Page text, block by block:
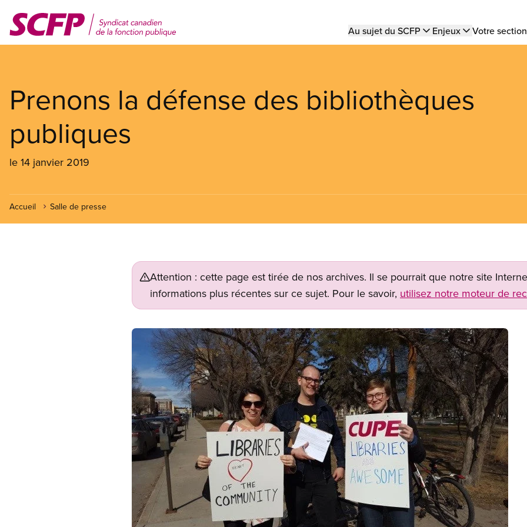
contenu
Main
Au sujet du SCFP Enjeux Votre
Prenons la défense des bibliothèques
publiques
le 14 janvier 2019
Accueil Salle de presse
Attention : cette page est tirée de nos archives. Il se pourrait que notre site
informations plus récentes sur ce sujet. Pour le savoir, utilisez notre moteur de
Image